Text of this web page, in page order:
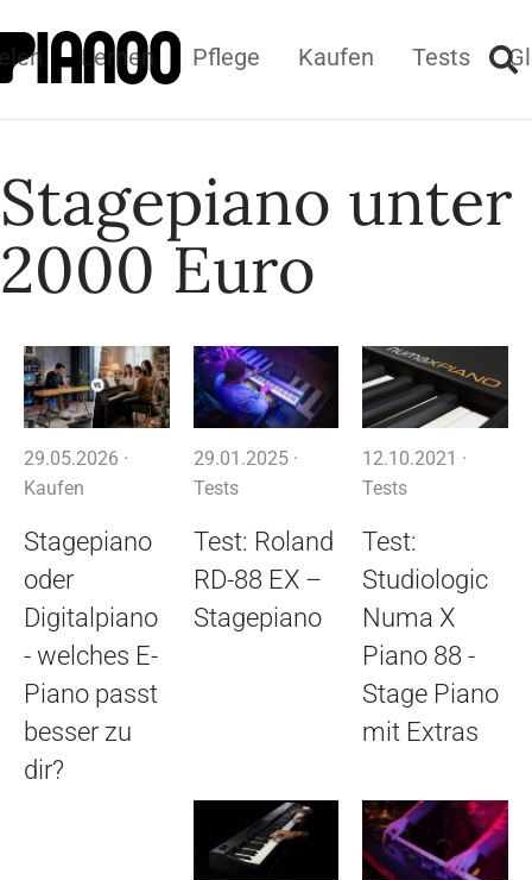
Lernen Pflege Kaufen Tests
Stagepiano unter
2000 Euro
29.05.2026 ·
Kaufen
Stagepiano
oder
Digitalpiano
- welches E-
Piano passt
besser zu
dir?
29.01.2025 ·
Tests
Test: Roland
RD-88 EX –
Stagepiano
12.10.2021 ·
Tests
Test:
Studiologic
Numa X
Piano 88 -
Stage Piano
mit Extras